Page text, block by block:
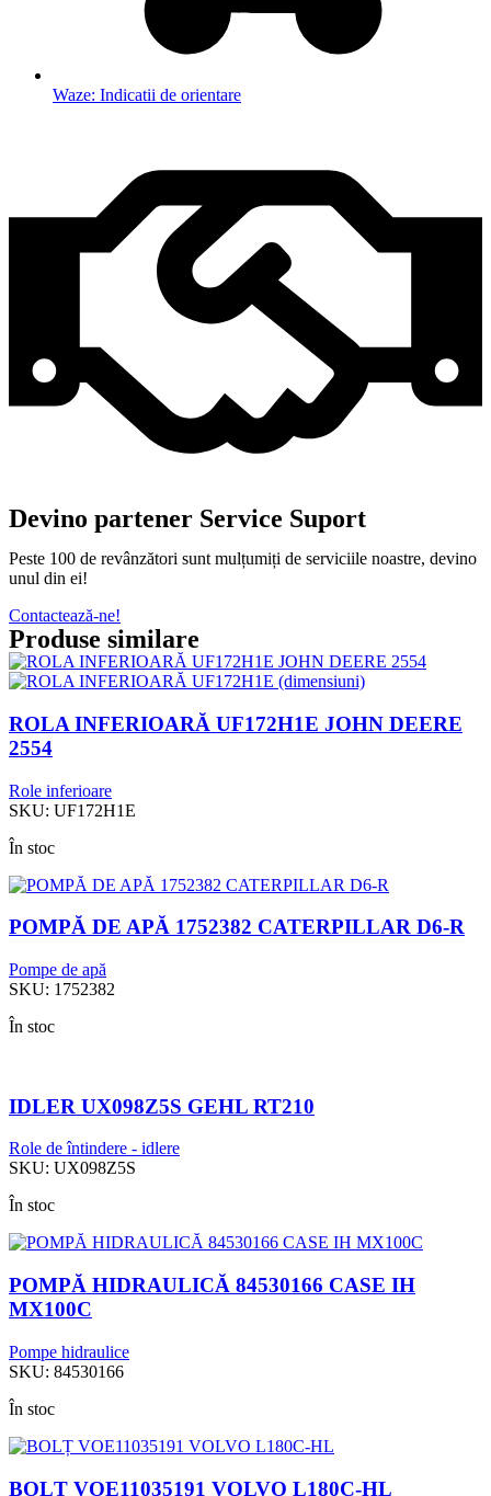
Waze: Indicatii de orientare
Devino partener Service Suport
Peste 100 de revânzători sunt mulțumiți de serviciile noastre, devino
unul din ei!
Contactează-ne!
Produse similare
ROLA INFERIOARĂ UF172H1E JOHN DEERE
2554
Role inferioare
SKU: UF172H1E
În stoc
POMPĂ DE APĂ 1752382 CATERPILLAR D6-R
Pompe de apă
SKU: 1752382
În stoc
IDLER UX098Z5S GEHL RT210
Role de întindere - idlere
SKU: UX098Z5S
În stoc
POMPĂ HIDRAULICĂ 84530166 CASE IH
MX100C
Pompe hidraulice
SKU: 84530166
În stoc
BOLȚ VOE11035191 VOLVO L180C-HL